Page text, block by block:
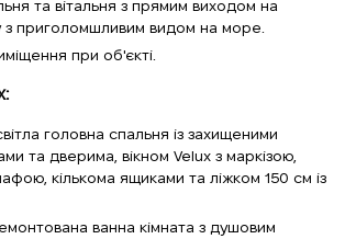
та вітальня з прямим виходом на
з приголомшливим видом на море.
при об'єкті.
головна спальня із захищеними
та дверима, вікном Velux з маркізою,
кількома ящиками та ліжком 150 см із
ванна кімната з душовим